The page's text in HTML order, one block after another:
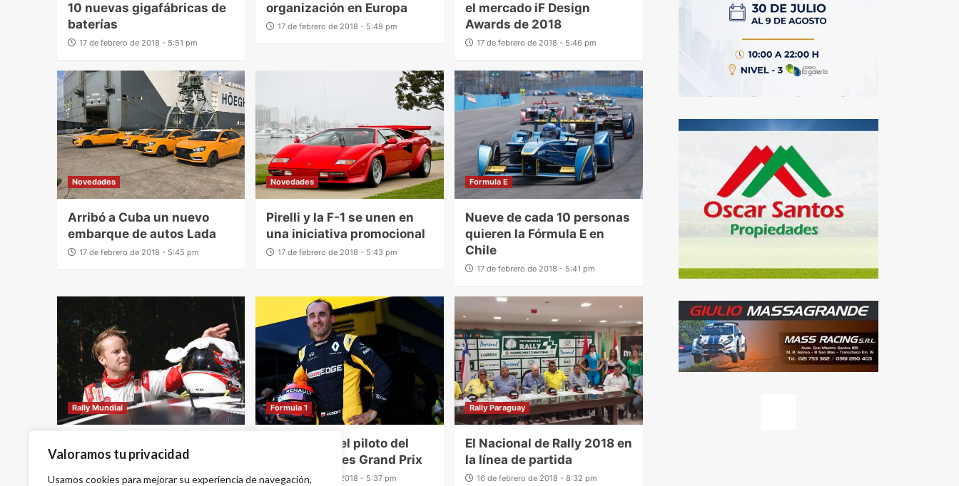
Valoramos tu privacidad
Usamos cookies para mejorar su experiencia de navegación,
10 nuevas gigafábricas de
baterías
17 de febrero de 2018 - 5:51 pm
organización en Europa
17 de febrero de 2018 - 5:49 pm
el mercado iF Design
Awards de 2018
17 de febrero de 2018 - 5:46 pm
Novedades
Arribó a Cuba un nuevo
embarque de autos Lada
17 de febrero de 2018 - 5:45 pm
Novedades
Pirelli y la F-1 se unen en
una iniciativa promocional
17 de febrero de 2018 - 5:43 pm
Formula E
Nueve de cada 10 personas
quieren la Fórmula E en
Chile
17 de febrero de 2018 - 5:41 pm
Rally Mundial
involucrarse más con el
equipo Citroën
Formula 1
Kubica será el piloto del
viernes en tres Grand Prix
17 de febrero de 2018 - 5:37 pm
Rally Paraguay
El Nacional de Rally 2018 en
la línea de partida
16 de febrero de 2018 - 8:32 pm